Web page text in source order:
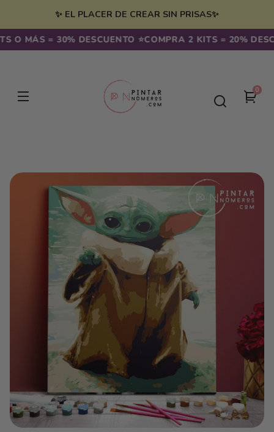
✨ EL PLACER DE CREAR SIN PRISAS✨
MÁS = 30% DESCUENTO ⭐️COMPRA 2 KITS = 20%
Tu
00
directamente